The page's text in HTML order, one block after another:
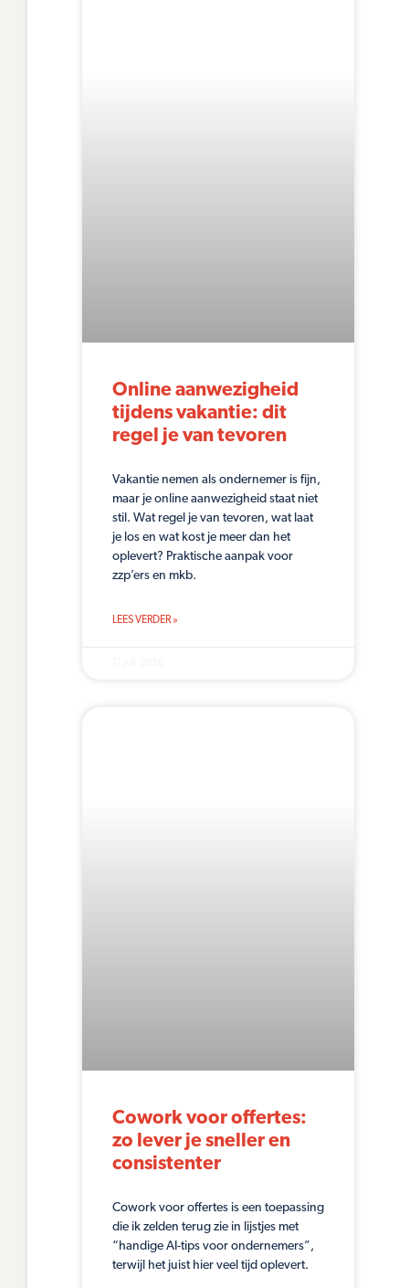
Online aanwezigheid
tijdens vakantie: dit
regel je van tevoren
Vakantie nemen als ondernemer is fijn,
maar je online aanwezigheid staat niet
stil. Wat regel je van tevoren, wat laat
je los en wat kost je meer dan het
oplevert? Praktische aanpak voor
zzp’ers en mkb.
LEES VERDER »
Cowork voor offertes:
zo lever je sneller en
consistenter
Cowork voor offertes is een toepassing
die ik zelden terug zie in lijstjes met
“handige AI-tips voor ondernemers”,
terwijl het juist hier veel tijd oplevert.